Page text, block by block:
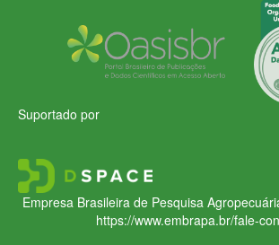
Suportado por
Empresa Brasileira de Pesquisa
https://www.embrapa.br/fale-